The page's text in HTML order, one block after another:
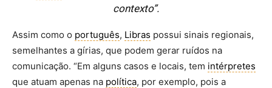
contexto”.
Assim como o português, Libras possui sinais regionais,
semelhantes a gírias, que podem gerar ruídos na
comunicação. “Em alguns casos e locais, tem intérpretes
que atuam apenas na política, por exemplo, pois a